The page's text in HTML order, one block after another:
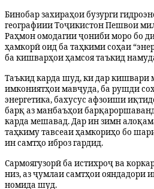
Бинобар захираҳои бузурги
географиии Тоҷикистон Пешвои
Раҳмон омодагии ҷониби моро бо
ҳамкорӣ оид ба таҳкими соҳаи
ба кишварҳои ҳамсоя таъкид
Таъкид карда шуд, ки дар кишвари
имкониятҳои мавҷуда, ба рушди
энергетика, бахусус афзоиши
барқ аз манбаъҳои
карда мешавад. Дар ин зимн
таҳкиму тавсеаи ҳамкориҳо бо
ин самтҳо иброз гардид.
Сармоягузорӣ ба истихроҷ ва
низ, аз ҷумлаи самтҳои ояндадори
номида шуд.